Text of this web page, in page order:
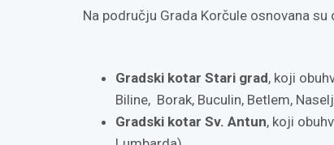
Na području Grada Korčule osnovana su
Gradski kotar Stari grad, koji
Biline, Borak, Buculin, Betlem,
Gradski kotar Sv. Antun, koji